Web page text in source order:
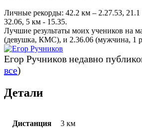
Личные рекорды: 42.2 км – 2.27.53,
32.06, 5 км - 15.35.
Лучшие результаты моих учеников на
(девушка, КМС), и 2.36.06 (мужчина, 1
Егор Ручников недавно
все)
Детали
Дистанция 3 км